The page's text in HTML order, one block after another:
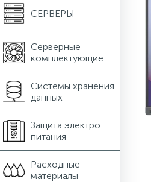
СЕРВЕРЫ
Серверные
комплектующие
Системы хранения
данных
Защита электро
питания
Расходные
материалы